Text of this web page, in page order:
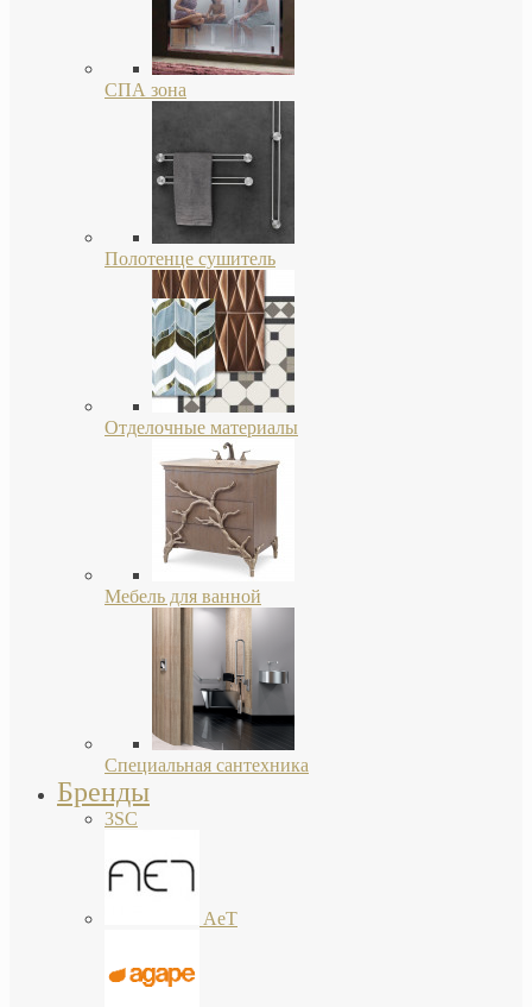
СПА зона
Полотенце сушитель
Отделочные материалы
Мебель для ванной
Специальная сантехника
Бренды
3SC
AeT